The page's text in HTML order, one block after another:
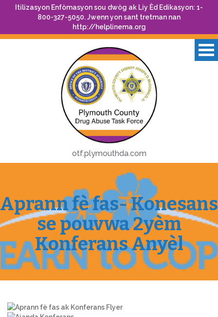
Itilizasyon Enfòmasyon sou dwòg ak Liy Èd Edikasyon: 1-
800-327-5050. Jwenn yon sant tretman nan
http://helplinema.org
otf.plymouthda.com
Aprann fè fas- Konesans
se pouvwa 2yèm
Konferans Anyèl